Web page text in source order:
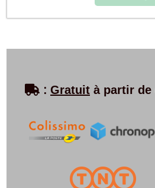
 : Gratuit à partir de